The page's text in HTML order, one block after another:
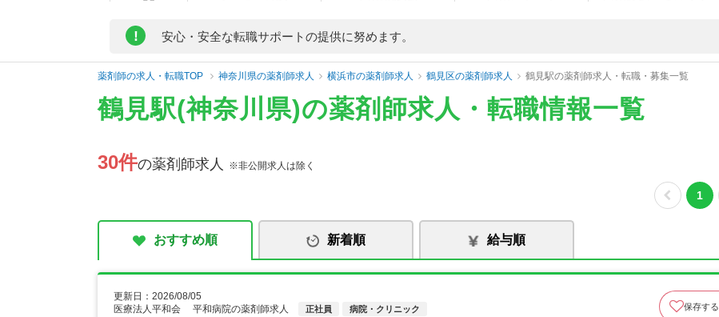
! 安心・安全な転職サポートの提供に努めます。
薬剤師の求人・転職TOP 神奈川県の薬剤師求人 横浜市の薬剤師求人 鶴見区の薬剤師求人 鶴見駅の薬剤師求人・転職・募集一覧
鶴見駅(神奈川県)の薬剤師求人・転職情報一覧
30件の薬剤師求人 ※非公開求人は除く
1
おすすめ順 新着順 給与順
更新日：2026/08/05
医療法人平和会 平和病院の薬剤師求人
正社員 病院・クリニック 保存する